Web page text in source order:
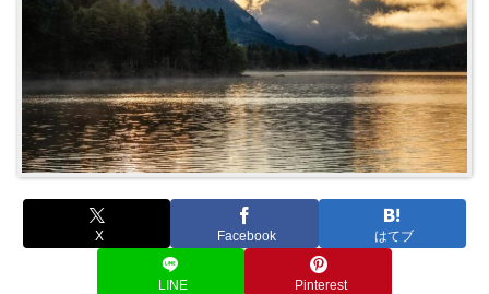
X Facebook はてブ
LINE Pinterest